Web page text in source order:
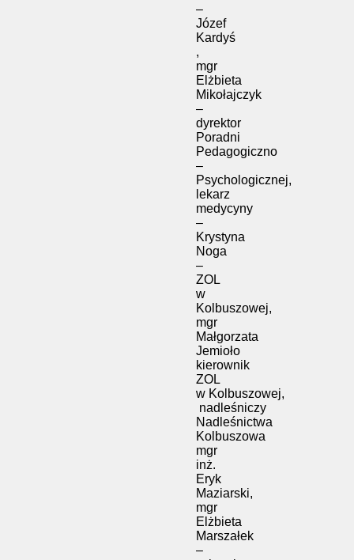
–
Józef
Kardyś
,
mgr
Elżbieta
Mikołajczyk
–
dyrektor
Poradni
Pedagogiczno
–
Psychologicznej,
lekarz
medycyny
–
Krystyna
Noga
–
ZOL
w
Kolbuszowej,
mgr
Małgorzata
Jemioło
kierownik
ZOL
w Kolbuszowej,
nadleśniczy
Nadleśnictwa
Kolbuszowa
mgr
inż.
Eryk
Maziarski,
mgr
Elżbieta
Marszałek
–